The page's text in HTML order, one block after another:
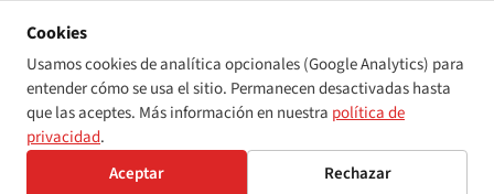
© 2026 Disability World. Todos los derechos reservados. Configuración de cookies
DeutschEspañol 简体中文PolskiFrançais
Cookies
Usamos cookies de analítica opcionales (Google Analytics) para
entender cómo se usa el sitio. Permanecen desactivadas hasta
que las aceptes. Más información en nuestra política de
privacidad.
Aceptar
Rechazar